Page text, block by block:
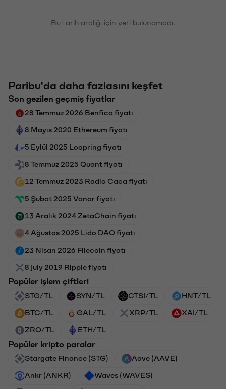
Bu tarih aralığı için veri bulunamadı.
Paribu'da daha fazlasını keşfet
Son gezilen geçmiş fiyatlar
28 Temmuz 2026 Benfica fiyatı
8 Mayıs 2020 Ethereum fiyatı
5 Eylül 2025 Loopring fiyatı
8 Temmuz 2025 Quant fiyatı
12 Temmuz 2023 Radio Caca fiyatı
5 Şubat 2025 Vanar fiyatı
13 Aralık 2024 ZetaChain fiyatı
4 Ağustos 2025 Lido DAO fiyatı
23 Nisan 2026 Filecoin fiyatı
8 july 2019 Ripple fiyatı
Popüler işlem çiftleri
STG/TL SYN/TL CTSI/TL HNT/TL
BTC/TL GAL/TL XRP/TL XAI/TL
ZRO/TL ETH/TL
Popüler kripto paralar
Stargate Finance (STG) Aave (AAVE)
Ankr (ANKR) Waves (WAVES)